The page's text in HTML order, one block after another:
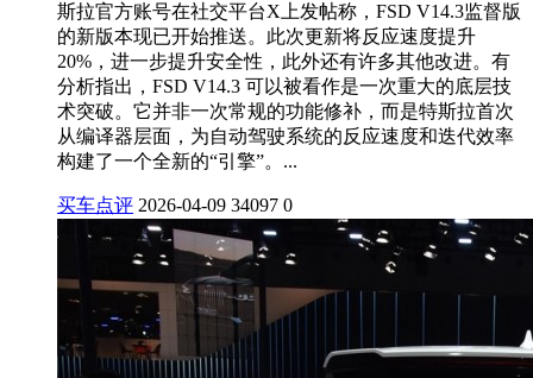
斯拉官方账号在社交平台X上发帖称，FSD V14.3监督版
的新版本现已开始推送。此次更新将反应速度提升
20%，进一步提升安全性，此外还有许多其他改进。有
分析指出，FSD V14.3 可以被看作是一次重大的底层技
术突破。它并非一次常规的功能修补，而是特斯拉首次
从编译器层面，为自动驾驶系统的反应速度和迭代效率
构建了一个全新的“引擎”。...
买车点评 2026-04-09 34097 0